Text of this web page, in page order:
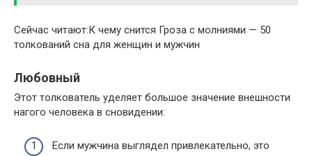
Сейчас читают:К чему снится Гроза с молниями — 50
толкований сна для женщин и мужчин
Любовный
Этот толкователь уделяет большое значение внешности
нагого человека в сновидении:
Если мужчина выглядел привлекательно, это